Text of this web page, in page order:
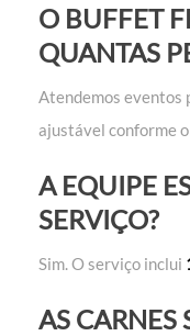
O BUFFET
QUANTAS
Atendemos eventos
ajustável conforme
A EQUIPE
SERVIÇO?
Sim. O serviço inclui
AS CARNES